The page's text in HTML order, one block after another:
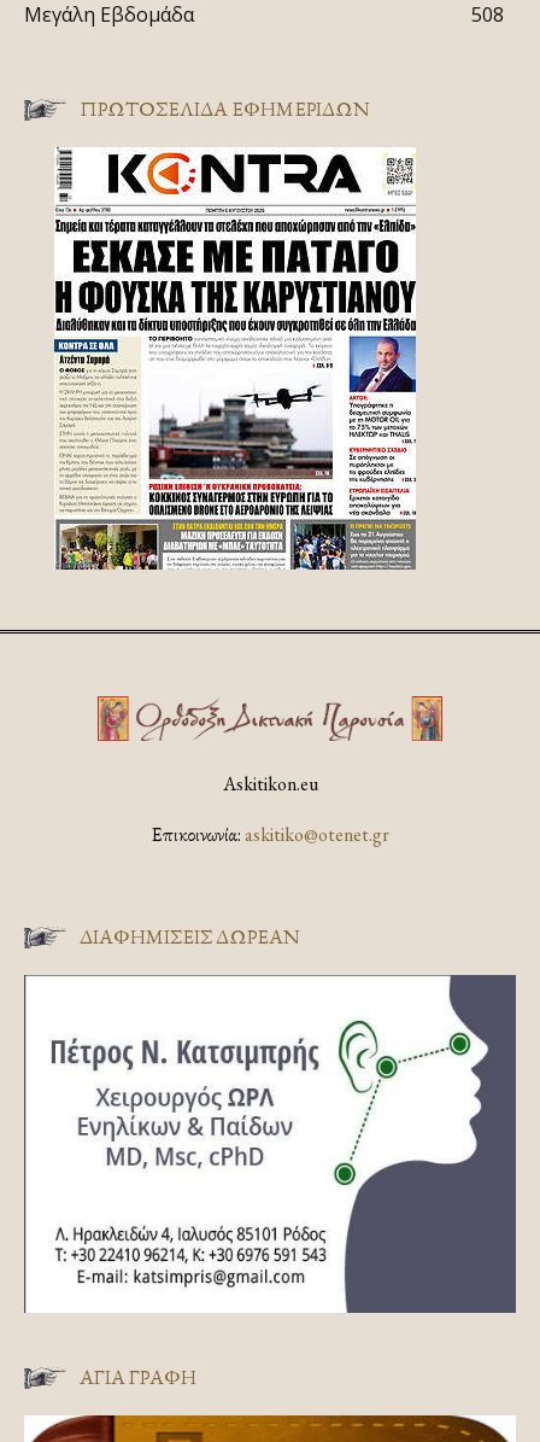
Μεγάλη Εβδομάδα
508
ΠΡΩΤΟΣΈΛΙΔΑ ΕΦΗΜΕΡΊΔΩΝ
Askitikon.eu
Επικοινωνία:askitiko@otenet.gr
ΔΙΑΦΗΜΊΣΕΙΣ ΔΩΡΕΆΝ
ΑΓΊΑ ΓΡΑΦΉ